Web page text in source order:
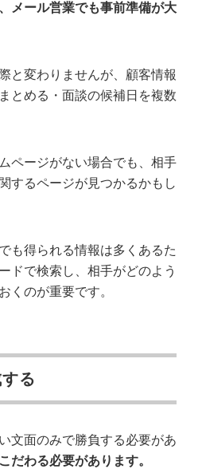
メール営業でも事前準備が大
と変わりませんが、顧客情報
とめる・面談の候補日を複数
ページがない場合でも、相手
するページが見つかるかもし
も得られる情報は多くあるた
ドで検索し、相手がどのよう
くのが重要です。
る
文面のみで勝負する必要があ
だわる必要があります。